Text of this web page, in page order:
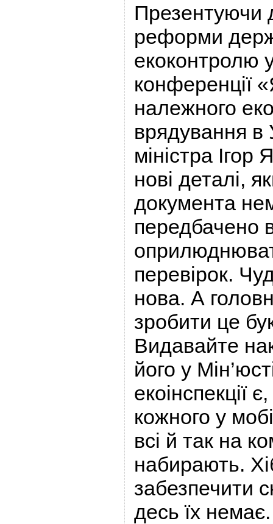
Презентуючи
реформи
екоконтролю
конференції
належного
врядування в
міністра Ігор
нові деталі,
документа
передбачено
перевірок.
нова. А
зробити це
Видавайте
його у
екоінспекції
кожного у
всі й так на
набирають.
забезпечити
десь їх немає.